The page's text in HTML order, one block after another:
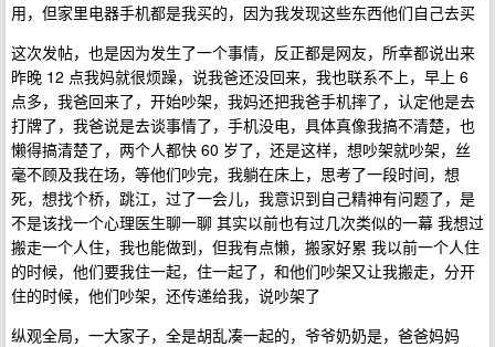
用，但家里电器手机都是我买的，因为我发现这些东西他们自己去买
这次发帖，也是因为发生了一个事情，反正都是网友，所幸都说出来
昨晚 12 点我妈就很烦躁，说我爸还没回来，我也联系不上，早上 6
点多，我爸回来了，开始吵架，我妈还把我爸手机摔了，认定他是去
打牌了，我爸说是去谈事情了，手机没电，具体真像我搞不清楚，也
懒得搞清楚了，两个人都快 60 岁了，还是这样，想吵架就吵架，丝
毫不顾及我在场，等他们吵完，我躺在床上，思考了一段时间，想
死，想找个桥，跳江，过了一会儿，我意识到自己精神有问题了，是
不是该找一个心理医生聊一聊 其实以前也有过几次类似的一幕 我想过
搬走一个人住，我也能做到，但我有点懒，搬家好累 我以前一个人住
的时候，他们要我住一起，住一起了，和他们吵架又让我搬走，分开
住的时候，他们吵架，还传递给我，说吵架了
纵观全局，一大家子，全是胡乱凑一起的，爷爷奶奶是，爸爸妈妈